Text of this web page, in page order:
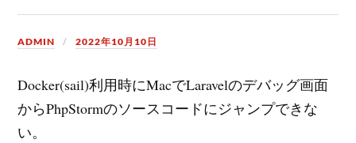
ADMIN 2022年10月10日
Docker(sail)利用時にMacでLaravelのデバッグ画面
からPhpStormのソースコードにジャンプできな
い。